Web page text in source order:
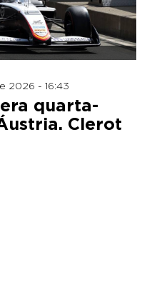
2026 - 16:43
quarta-
Clerot